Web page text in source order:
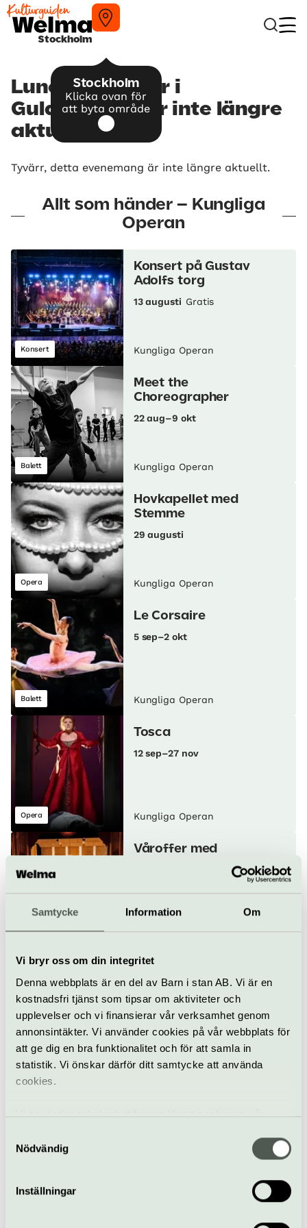
Samtycke Information Om
Vi bryr oss om din integritet
Denna webbplats är en del av Barn i stan AB. Vi är en
kostnadsfri tjänst som tipsar om aktiviteter och
upplevelser och vi finansierar vår verksamhet genom
annonsintäkter. Vi använder cookies på vår webbplats för
att ge dig en bra funktionalitet och för att samla in
statistik. Vi önskar därför ditt samtycke att använda
cookies.
Vi använder enhetsidentifierare för att analysera vår
samt tillhandahålla funktioner för sociala medier. Vi
vidarebefordrar även sådana identifierare och annan
information från din enhet till de sociala medier och
annons- och analysföretag som vi samarbetar med.
Nödvändig
Inställningar
Stockholm
Stockholm
Klicka ovan för
att byta område
Lunchkonserter i
Guldfoajén – är inte längre
aktuellt
Tyvärr, detta evenemang är inte längre aktuellt.
Allt som händer – Kungliga
Operan
Konsert
Konsert på Gustav
Adolfs torg
13 augusti Gratis
Kungliga Operan
Balett
Meet the
Choreographer
22 aug–9 okt
Kungliga Operan
Opera
Hovkapellet med
Stemme
29 augusti
Kungliga Operan
Balett
Le Corsaire
5 sep–2 okt
Kungliga Operan
Opera
Tosca
12 sep–27 nov
Kungliga Operan
Klassiskt Konsert
Våroffer med
Kungliga Operan
Opera
Melancholia
3–19 oktober
Kungliga Operan